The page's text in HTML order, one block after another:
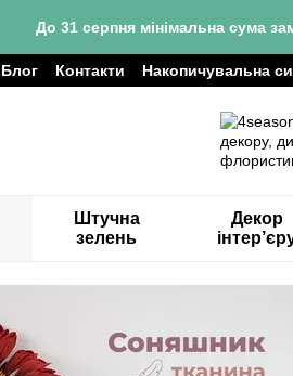
До 31 серпня мінімальна сума
Блог Контакти Накопичувальна
Штучна
зелень
Декор